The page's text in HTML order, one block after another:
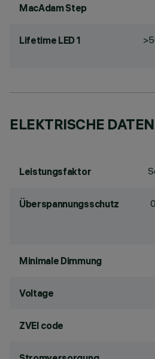
MacAdam Step
Lifetime LED 1
ELEKTRISCHE DATEN
Leistungsfaktor
Überspannungsschutz
Minimale Dimmung
Voltage
ZVEI code